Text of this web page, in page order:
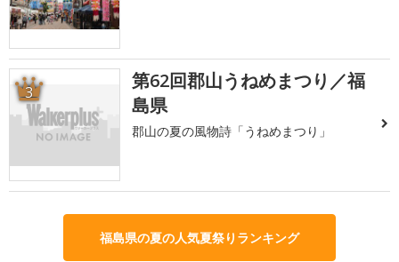
3
第62回郡山うねめまつり／福
島県
郡山の夏の風物詩「うねめまつり」
福島県の夏の人気夏祭りランキング